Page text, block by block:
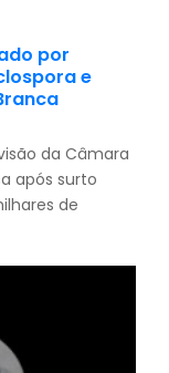
por
e
da Câmara
após surto
de